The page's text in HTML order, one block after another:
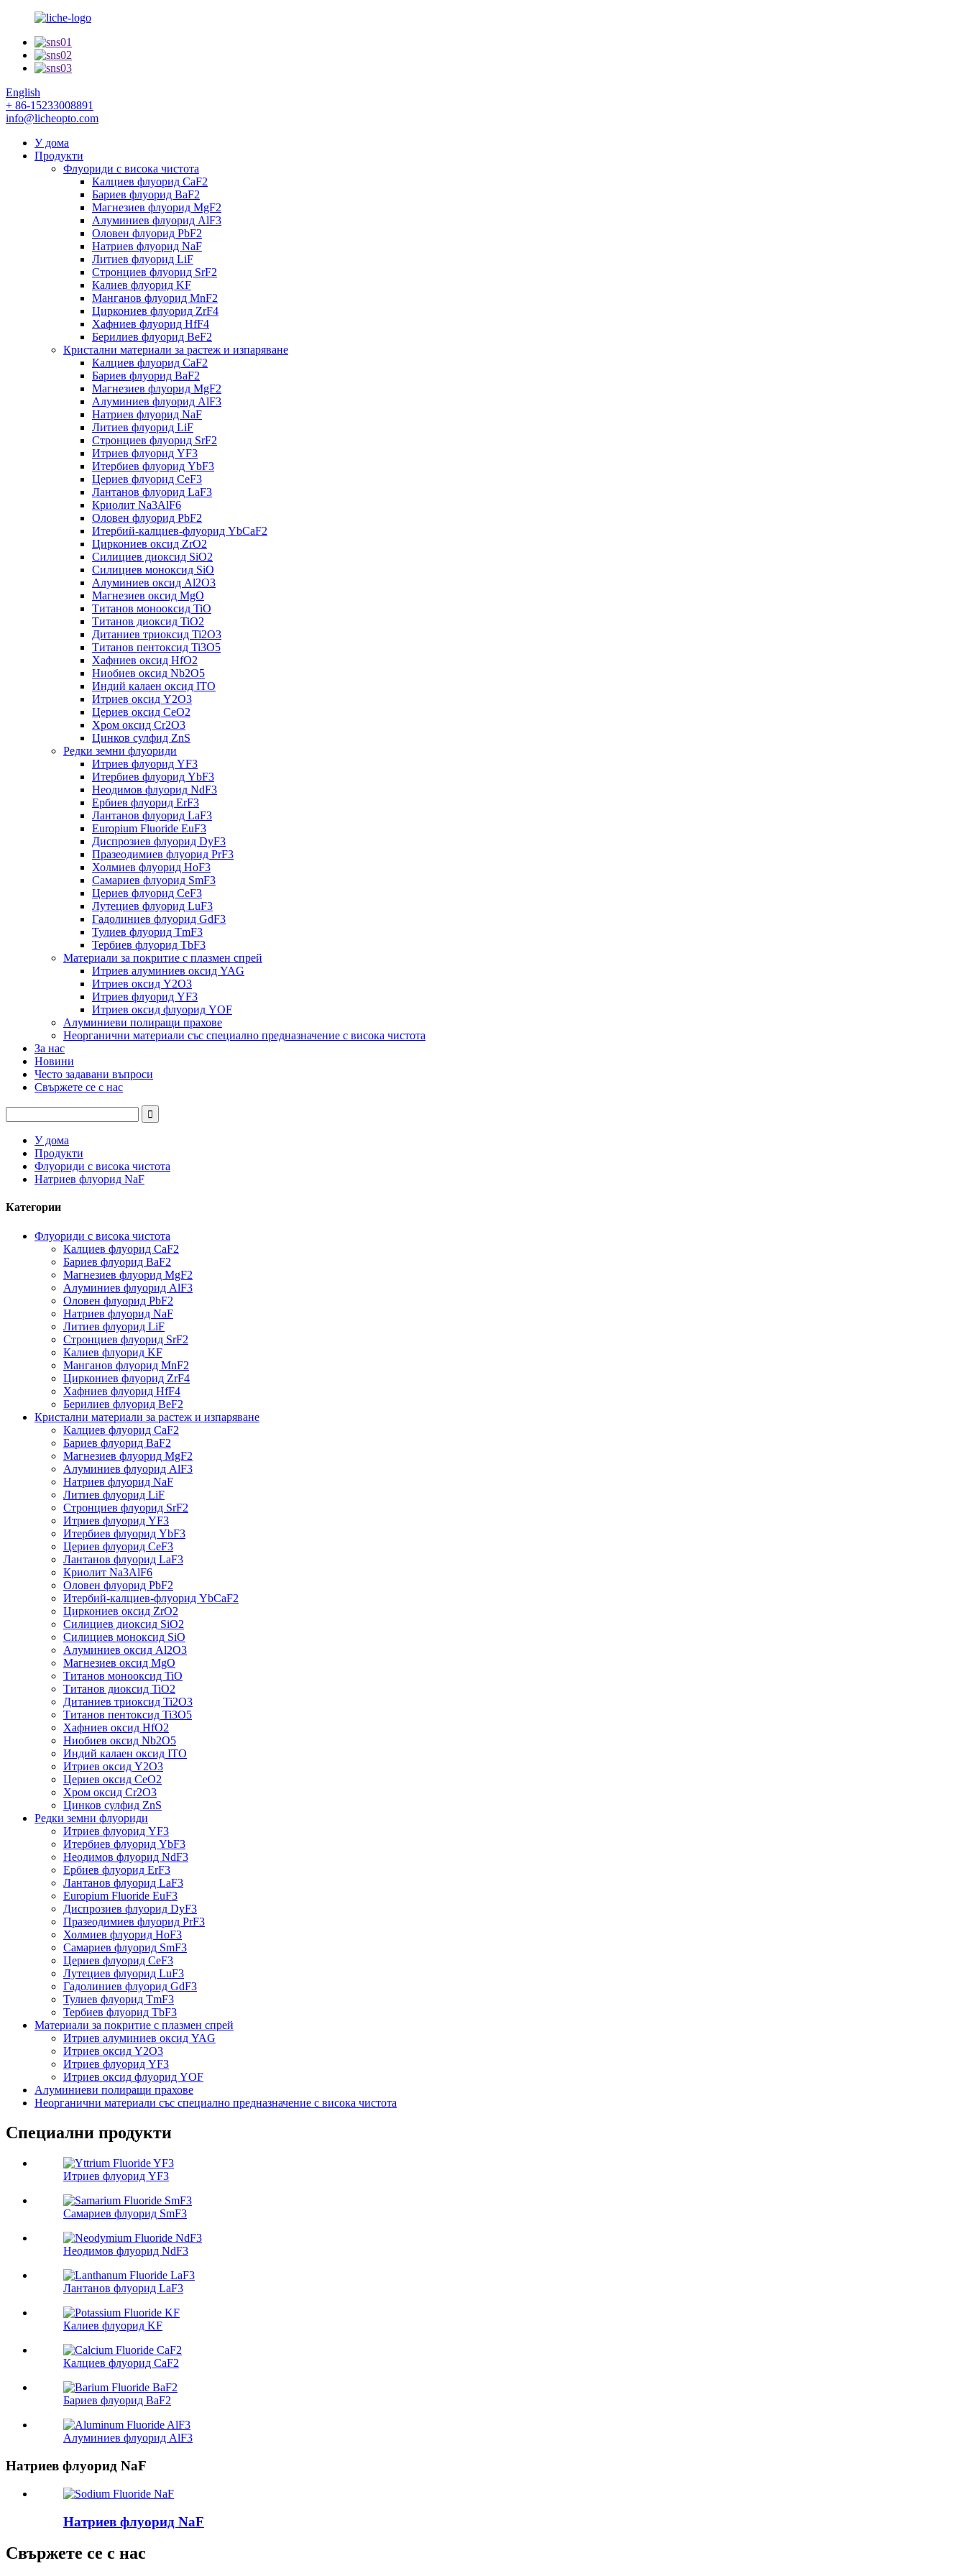
English
+ 86-15233008891
info@licheopto.com
У дома
Продукти
Флуориди с висока чистота
Калциев флуорид CaF2
Бариев флуорид BaF2
Магнезиев флуорид MgF2
Алуминиев флуорид AlF3
Оловен флуорид PbF2
Натриев флуорид NaF
Литиев флуорид LiF
Стронциев флуорид SrF2
Калиев флуорид KF
Манганов флуорид MnF2
Циркониев флуорид ZrF4
Хафниев флуорид HfF4
Берилиев флуорид BeF2
Кристални материали за растеж и изпаряване
Калциев флуорид CaF2
Бариев флуорид BaF2
Магнезиев флуорид MgF2
Алуминиев флуорид AlF3
Натриев флуорид NaF
Литиев флуорид LiF
Стронциев флуорид SrF2
Итриев флуорид YF3
Итербиев флуорид YbF3
Цериев флуорид CeF3
Лантанов флуорид LaF3
Криолит Na3AlF6
Оловен флуорид PbF2
Итербий-калциев-флуорид YbCaF2
Циркониев оксид ZrO2
Силициев диоксид SiO2
Силициев моноксид SiO
Алуминиев оксид Al2O3
Магнезиев оксид MgO
Титанов монооксид TiO
Титанов диоксид TiO2
Дитаниев триоксид Ti2O3
Титанов пентоксид Ti3O5
Хафниев оксид HfO2
Ниобиев оксид Nb2O5
Индий калаен оксид ITO
Итриев оксид Y2O3
Цериев оксид CeO2
Хром оксид Cr2O3
Цинков сулфид ZnS
Редки земни флуориди
Итриев флуорид YF3
Итербиев флуорид YbF3
Неодимов флуорид NdF3
Ербиев флуорид ErF3
Лантанов флуорид LaF3
Europium Fluoride EuF3
Диспрозиев флуорид DyF3
Празеодимиев флуорид PrF3
Холмиев флуорид HoF3
Самариев флуорид SmF3
Цериев флуорид CeF3
Лутециев флуорид LuF3
Гадолиниев флуорид GdF3
Тулиев флуорид TmF3
Тербиев флуорид TbF3
Материали за покритие с плазмен спрей
Итриев алуминиев оксид YAG
Итриев оксид Y2O3
Итриев флуорид YF3
Итриев оксид флуорид YOF
Алуминиеви полиращи прахове
Неорганични материали със специално предназначение с висока чистота
За нас
Новини
Често задавани въпроси
Свържете се с нас
У дома
Продукти
Флуориди с висока чистота
Натриев флуорид NaF
Категории
Флуориди с висока чистота
Калциев флуорид CaF2
Бариев флуорид BaF2
Магнезиев флуорид MgF2
Алуминиев флуорид AlF3
Оловен флуорид PbF2
Натриев флуорид NaF
Литиев флуорид LiF
Стронциев флуорид SrF2
Калиев флуорид KF
Манганов флуорид MnF2
Циркониев флуорид ZrF4
Хафниев флуорид HfF4
Берилиев флуорид BeF2
Кристални материали за растеж и изпаряване
Калциев флуорид CaF2
Бариев флуорид BaF2
Магнезиев флуорид MgF2
Алуминиев флуорид AlF3
Натриев флуорид NaF
Литиев флуорид LiF
Стронциев флуорид SrF2
Итриев флуорид YF3
Итербиев флуорид YbF3
Цериев флуорид CeF3
Лантанов флуорид LaF3
Криолит Na3AlF6
Оловен флуорид PbF2
Итербий-калциев-флуорид YbCaF2
Циркониев оксид ZrO2
Силициев диоксид SiO2
Силициев моноксид SiO
Алуминиев оксид Al2O3
Магнезиев оксид MgO
Титанов монооксид TiO
Титанов диоксид TiO2
Дитаниев триоксид Ti2O3
Титанов пентоксид Ti3O5
Хафниев оксид HfO2
Ниобиев оксид Nb2O5
Индий калаен оксид ITO
Итриев оксид Y2O3
Цериев оксид CeO2
Хром оксид Cr2O3
Цинков сулфид ZnS
Редки земни флуориди
Итриев флуорид YF3
Итербиев флуорид YbF3
Неодимов флуорид NdF3
Ербиев флуорид ErF3
Лантанов флуорид LaF3
Europium Fluoride EuF3
Диспрозиев флуорид DyF3
Празеодимиев флуорид PrF3
Холмиев флуорид HoF3
Самариев флуорид SmF3
Цериев флуорид CeF3
Лутециев флуорид LuF3
Гадолиниев флуорид GdF3
Тулиев флуорид TmF3
Тербиев флуорид TbF3
Материали за покритие с плазмен спрей
Итриев алуминиев оксид YAG
Итриев оксид Y2O3
Итриев флуорид YF3
Итриев оксид флуорид YOF
Алуминиеви полиращи прахове
Неорганични материали със специално предназначение с висока чистота
Специални продукти
Итриев флуорид YF3
Самариев флуорид SmF3
Неодимов флуорид NdF3
Лантанов флуорид LaF3
Калиев флуорид KF
Калциев флуорид CaF2
Бариев флуорид BaF2
Алуминиев флуорид AlF3
Натриев флуорид NaF
Натриев флуорид NaF
Свържете се с нас